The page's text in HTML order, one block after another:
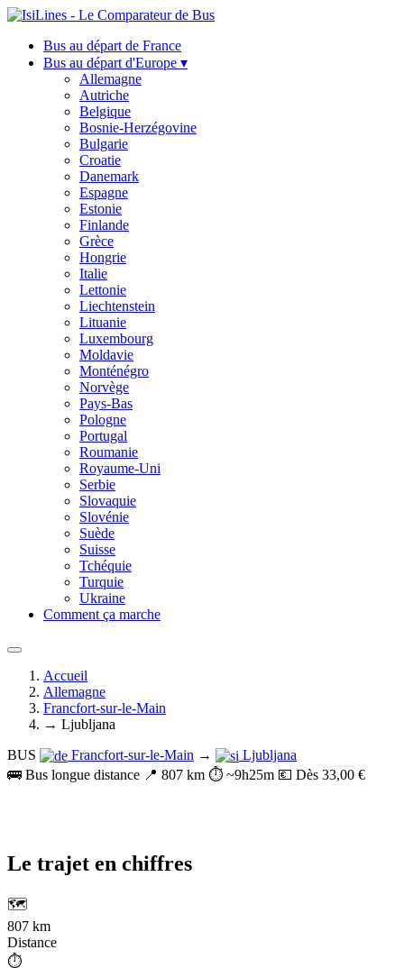
Bus au départ de France
Bus au départ d'Europe ▾
Allemagne
Autriche
Belgique
Bosnie-Herzégovine
Bulgarie
Croatie
Danemark
Espagne
Estonie
Finlande
Grèce
Hongrie
Italie
Lettonie
Liechtenstein
Lituanie
Luxembourg
Moldavie
Monténégro
Norvège
Pays-Bas
Pologne
Portugal
Roumanie
Royaume-Uni
Serbie
Slovaquie
Slovénie
Suède
Suisse
Tchéquie
Turquie
Ukraine
Comment ça marche
Accueil
Allemagne
Francfort-sur-le-Main
→ Ljubljana
BUS
Francfort-sur-le-Main →
Ljubljana
🚌 Bus longue distance 📍 807 km ⏱️ ~9h25m 💶 Dès 33,00 €
Le trajet en chiffres
🗺️
807 km
Distance
⏱️